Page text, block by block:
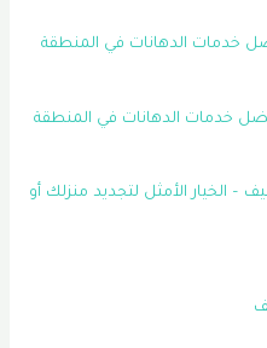
خدمات الدهانات في المنطقة
خدمات الدهانات في المنطقة
– الخيار الأمثل لتجديد منزلك أو